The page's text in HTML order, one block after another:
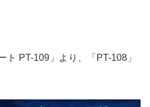
ト PT-109」より、「PT-108」